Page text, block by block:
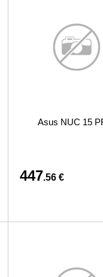
Asus NUC 15
447.56 €